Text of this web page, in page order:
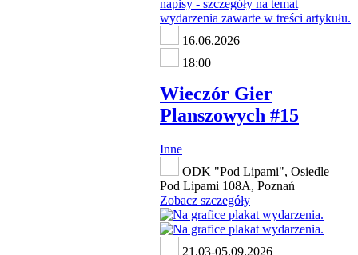
16.06.2026
18:00
Wieczór Gier
Planszowych #15
Inne
ODK "Pod Lipami", Osiedle
Pod Lipami 108A, Poznań
Zobacz szczegóły
21.03-05.09.2026